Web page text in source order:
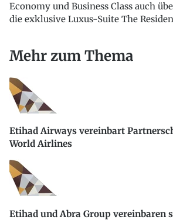
Economy und Business Class auch
die exklusive Luxus-Suite The
Mehr zum Thema
Etihad Airways vereinbart
World Airlines
Etihad und Abra Group vereinbaren